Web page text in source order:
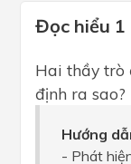
Đọc hiểu 1
Hai thầy trò
định ra sao?
Hướng
- Phát